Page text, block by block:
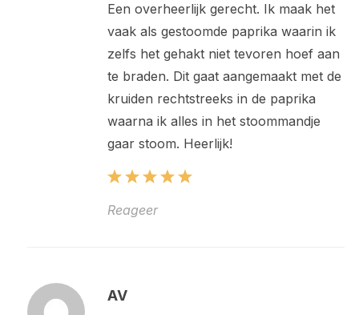
Een overheerlijk gerecht. Ik maak het
vaak als gestoomde paprika waarin ik
zelfs het gehakt niet tevoren hoef aan
te braden. Dit gaat aangemaakt met de
kruiden rechtstreeks in de paprika
waarna ik alles in het stoommandje
gaar stoom. Heerlijk!
Reageer
AV